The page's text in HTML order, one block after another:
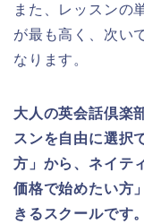
また、レッスンの
が最も高く、次い
なります。
大人の英会話倶楽
スンを自由に選択
方」から、ネイテ
価格で始めたい方
きるスクールです。